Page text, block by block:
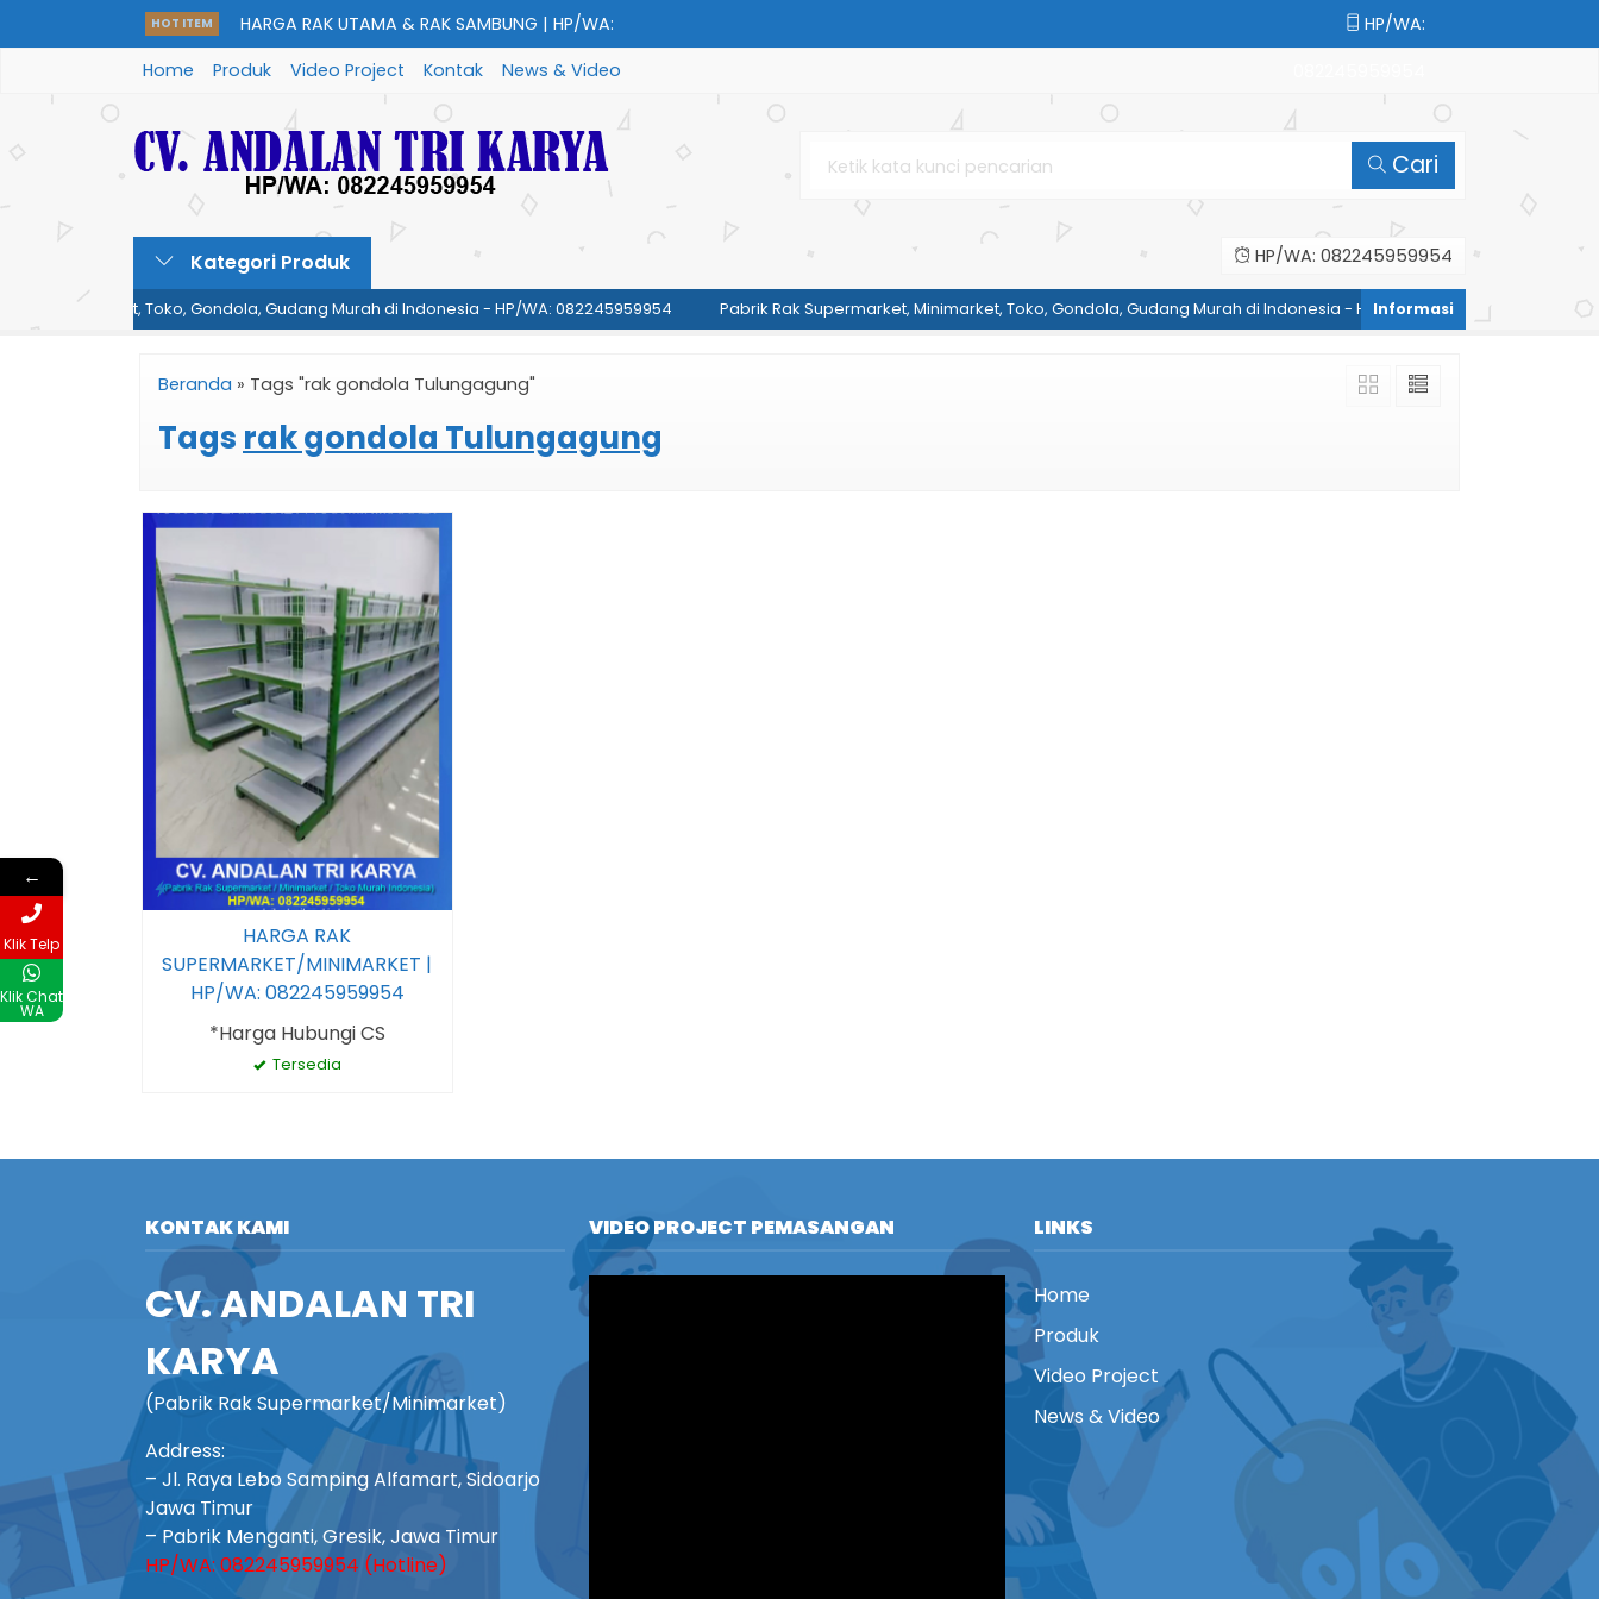
HOT ITEM
HARGA RAK UTAMA & RAK SAMBUNG | HP/WA:
08224595995....
HARGA RAK GUDANG | HP/WA: 082245959954....
HARGA MEJA KASIR | HP/WA: 082245959954....
HARGA RAK SUPERMARKET/MINIMARKET | HP/WA:
HP/WA:
Home Produk Video Project Kontak News & Video
Cari
Kategori Produk HP/WA: 082245959954
Minimarket, Toko, Gondola, Gudang Murah di Indonesia - HP/WA: 082245959954 Pabrik Rak Supermarket, Minimarket, Toko, Gondola, Gudang Murah di Indonesia - HP/WA: 082245959954
Beranda » Tags "rak gondola Tulungagung"
Tags rak gondola Tulungagung
HARGA RAK
SUPERMARKET/MINIMARKET |
HP/WA: 082245959954
*Harga Hubungi CS
Tersedia
KONTAK KAMI
CV. ANDALAN TRI
KARYA
(Pabrik Rak Supermarket/Minimarket)
Address:
– Jl. Raya Lebo Samping Alfamart, Sidoarjo
Jawa Timur
– Pabrik Menganti, Gresik, Jawa Timur
HP/WA: 082245959954 (Hotline)
VIDEO PROJECT PEMASANGAN LINKS
Home
Produk
Video Project
News & Video
←
Klik Telp
Klik Chat
WA